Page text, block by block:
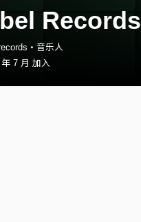
Records
・音乐人
7 月 加入